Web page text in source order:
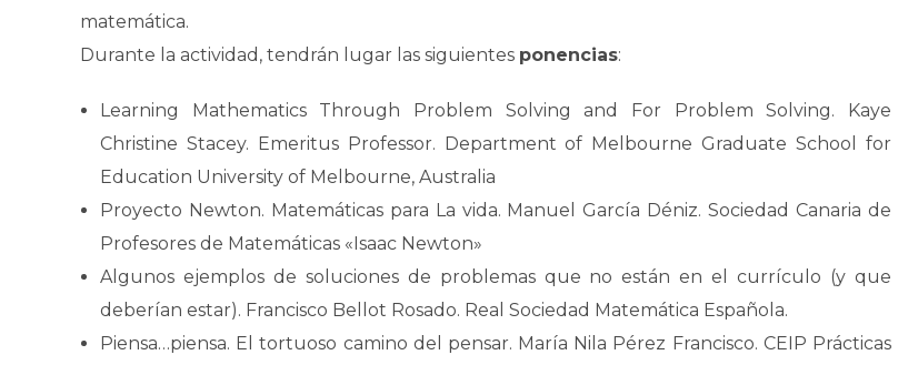
matemática.
Durante la actividad, tendrán lugar las siguientes ponencias:
Learning Mathematics Through Problem Solving and For Problem Solving. Kaye
Christine Stacey. Emeritus Professor. Department of Melbourne Graduate School for
Education University of Melbourne, Australia
Proyecto Newton. Matemáticas para La vida. Manuel García Déniz. Sociedad Canaria de
Profesores de Matemáticas «Isaac Newton»
Algunos ejemplos de soluciones de problemas que no están en el currículo (y que
deberían estar). Francisco Bellot Rosado. Real Sociedad Matemática Española.
Piensa…piensa. El tortuoso camino del pensar. María Nila Pérez Francisco. CEIP Prácticas